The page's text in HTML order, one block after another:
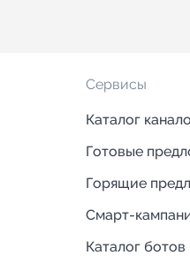
Сервисы
Каталог
Готовые
Горящие
Смарт-
Каталог ботов